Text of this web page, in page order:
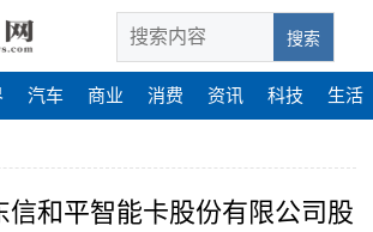
搜索
汽车 商业 消费 资讯 科技 生活
信和平智能卡股份有限公司股